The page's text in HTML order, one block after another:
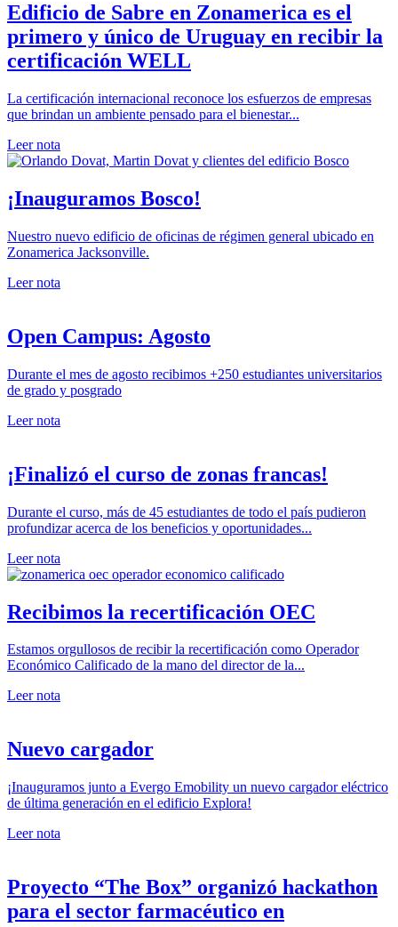
Edificio de Sabre en Zonamerica es el
primero y único de Uruguay en recibir la
certificación WELL
La certificación internacional reconoce los esfuerzos de empresas
que brindan un ambiente pensado para el bienestar...
Leer nota
¡Inauguramos Bosco!
Nuestro nuevo edificio de oficinas de régimen general ubicado en
Zonamerica Jacksonville.
Leer nota
Open Campus: Agosto
Durante el mes de agosto recibimos +250 estudiantes universitarios
de grado y posgrado
Leer nota
¡Finalizó el curso de zonas francas!
Durante el curso, más de 45 estudiantes de todo el país pudieron
profundizar acerca de los beneficios y oportunidades...
Leer nota
Recibimos la recertificación OEC
Estamos orgullosos de recibir la recertificación como Operador
Económico Calificado de la mano del director de la...
Leer nota
Nuevo cargador
¡Inauguramos junto a Evergo Emobility un nuevo cargador eléctrico
de última generación en el edificio Explora!
Leer nota
Proyecto “The Box” organizó hackathon
para el sector farmacéutico en